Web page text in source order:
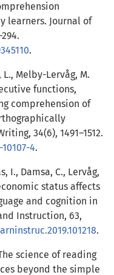
learners. Journal of
.
L., Melby-Lervåg, M.
functions,
comprehension of
34(6), 1491–1512.
4.
I., Damsa, C., Lervåg,
status affects
and cognition in
Instruction, 63,
.
science of reading
beyond the simple